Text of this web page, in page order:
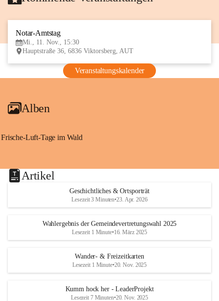
Notar-Amtstag
Mi., 11. Nov., 15:30
Hauptstraße 36, 6836 Viktorsberg, AUT
Veranstaltungskalender
Alben
Frische-Luft-Tage im Wald
Artikel
Geschichtliches & Ortsporträt
Lesezeit 3 Minuten•23. Apr. 2026
Wahlergebnis der Gemeindevertretungswahl 2025
Lesezeit 1 Minute•16. März 2025
Wander- & Freizeitkarten
Lesezeit 1 Minute•20. Nov. 2025
Kumm hock her - LeaderProjekt
Lesezeit 7 Minuten•20. Nov. 2025